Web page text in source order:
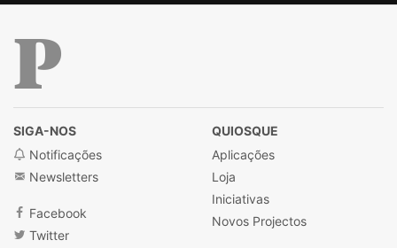
SIGA-NOS
Notificações
Newsletters
Facebook
Twitter
QUIOSQUE
Aplicações
Loja
Iniciativas
Novos Projectos